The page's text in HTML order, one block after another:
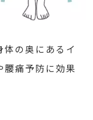
体の奥にあるイ
腰痛予防に効果